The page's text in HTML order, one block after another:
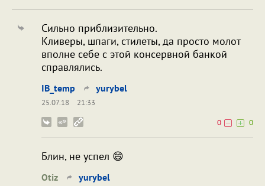
Сильно приблизительно.
Кливеры, шпаги, стилеты, да просто молот
вполне себе с этой консервной банкой
справлялись.
IB_temp yurybel
25.07.18
21:33
0
0
Блин, не успел 😄
Otiz yurybel